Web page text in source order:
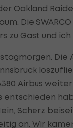
Oakland
Die
zu Gast und
Airbus
entschieden
Scherz
an. Wir